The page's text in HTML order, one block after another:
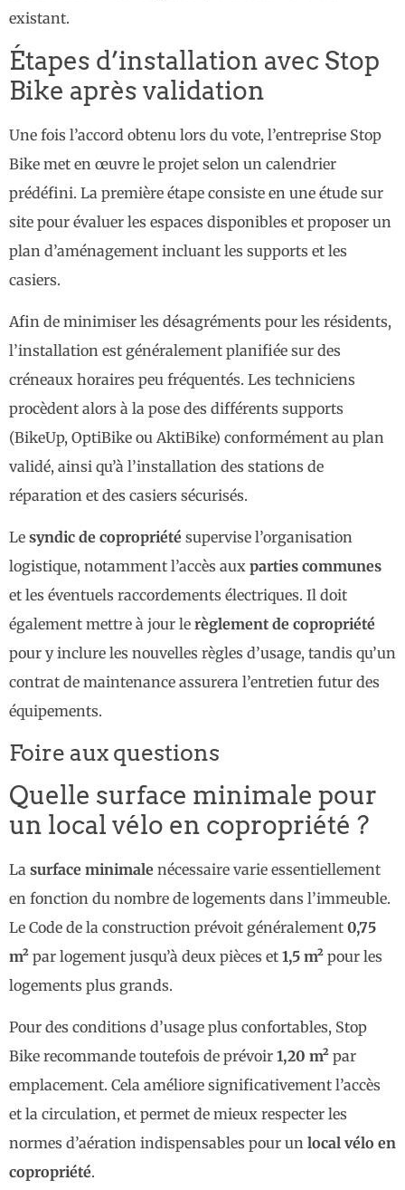
existant.
Étapes d’installation avec Stop
Bike après validation
Une fois l’accord obtenu lors du vote, l’entreprise Stop
Bike met en œuvre le projet selon un calendrier
prédéfini. La première étape consiste en une étude sur
site pour évaluer les espaces disponibles et proposer un
plan d’aménagement incluant les supports et les
casiers.
Afin de minimiser les désagréments pour les résidents,
l’installation est généralement planifiée sur des
créneaux horaires peu fréquentés. Les techniciens
procèdent alors à la pose des différents supports
(BikeUp, OptiBike ou AktiBike) conformément au plan
validé, ainsi qu’à l’installation des stations de
réparation et des casiers sécurisés.
Le syndic de copropriété supervise l’organisation
logistique, notamment l’accès aux parties communes
et les éventuels raccordements électriques. Il doit
également mettre à jour le règlement de copropriété
pour y inclure les nouvelles règles d’usage, tandis qu’un
contrat de maintenance assurera l’entretien futur des
équipements.
Foire aux questions
Quelle surface minimale pour
un local vélo en copropriété ?
La surface minimale nécessaire varie essentiellement
en fonction du nombre de logements dans l’immeuble.
Le Code de la construction prévoit généralement 0,75
m² par logement jusqu’à deux pièces et 1,5 m² pour les
logements plus grands.
Pour des conditions d’usage plus confortables, Stop
Bike recommande toutefois de prévoir 1,20 m² par
emplacement. Cela améliore significativement l’accès
et la circulation, et permet de mieux respecter les
normes d’aération indispensables pour un local vélo en
copropriété.